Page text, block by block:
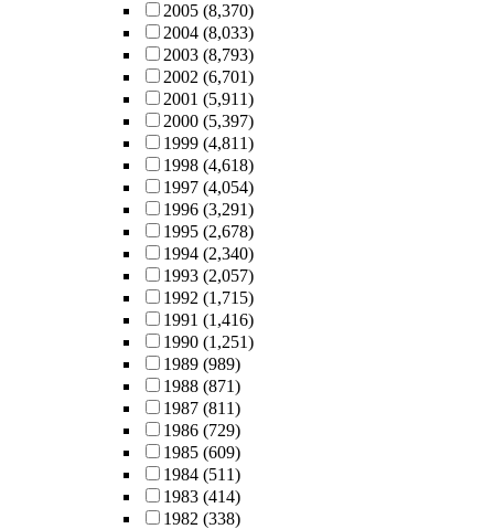
2005 (8,370)
2004 (8,033)
2003 (8,793)
2002 (6,701)
2001 (5,911)
2000 (5,397)
1999 (4,811)
1998 (4,618)
1997 (4,054)
1996 (3,291)
1995 (2,678)
1994 (2,340)
1993 (2,057)
1992 (1,715)
1991 (1,416)
1990 (1,251)
1989 (989)
1988 (871)
1987 (811)
1986 (729)
1985 (609)
1984 (511)
1983 (414)
1982 (338)